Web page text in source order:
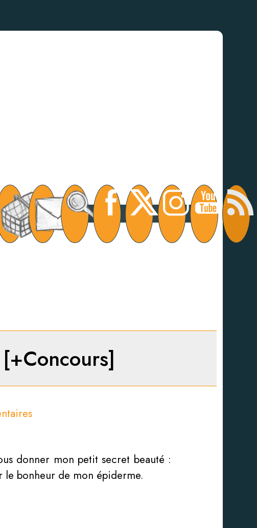
donner mon petit secret beauté :
le bonheur de mon épiderme.